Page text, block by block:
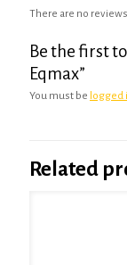
There are no
Be the first
Eqmax”
You must be logged
Related